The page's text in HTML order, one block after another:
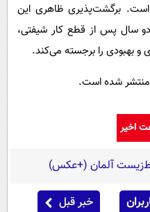
برگشت‌پذیری ظاهری این
سال پس از قطع کار شیفتی،
و بهبودی را برجسته می‌کند.
اخیر
آلمان (+عکس)
خبر قبل